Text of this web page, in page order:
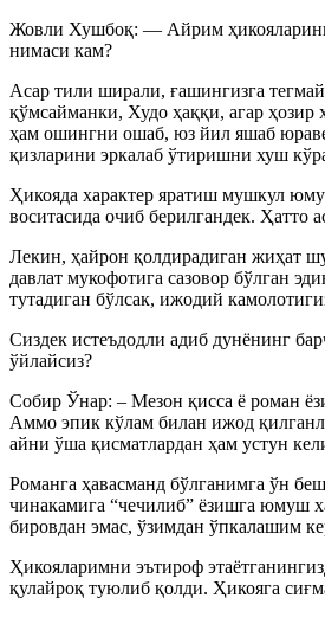
Жовли Хушбоқ: — Айрим
нимаси кам?
Асар тили ширали, ғашингизга
қўмсайманки, Худо ҳаққи, агар
ҳам ошингни ошаб, юз йил яшаб
қизларини эркалаб ўтиришни хуш
Ҳикояда характер яратиш мушкул
воситасида очиб берилгандек. Ҳатто
Лекин, ҳайрон қолдирадиган жиҳат
давлат мукофотига сазовор бўлган
тутадиган бўлсак, ижодий
Сиздек истеъдодли адиб дунёнинг
ўйлайсиз?
Собир Ўнар: – Мезон қисса ё роман
Аммо эпик кўлам билан ижод
айни ўша қисматлардан ҳам устун
Романга ҳавасманд бўлганимга ўн
чинакамига “чечилиб” ёзишга юмуш
бировдан эмас, ўзимдан ўпкалашим
Ҳикояларимни эътироф
қулайроқ туюлиб қолди. Ҳикояга